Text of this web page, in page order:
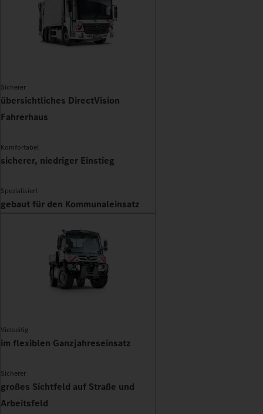
Sicherer
übersichtliches DirectVision
Fahrerhaus
Komfortabel
sicherer, niedriger Einstieg
Spezialisiert
gebaut für den Kommunaleinsatz
Vielseitig
im flexiblen Ganzjahreseinsatz
Sicherer
großes Sichtfeld auf Straße und
Arbeitsfeld